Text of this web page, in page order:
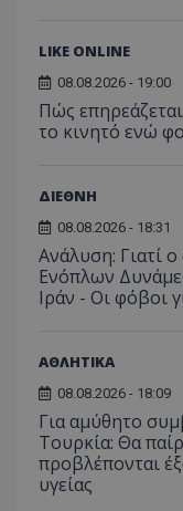
LIKE ONLINE
08.08.2026 - 19:00
Πώς
το κινητό ενώ
ΔΙΕΘΝΗ
08.08.2026 - 18:31
Ανάλυση: Γιατί
Ενόπλων
Ιράν - Οι φόβοι
ΑΘΛΗΤΙΚΑ
08.08.2026 - 18:09
Για αμύθητο
Τουρκία: Θα
προβλέπονται
υγείας